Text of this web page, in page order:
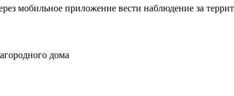
мобильное приложение вести наблюдение за
дома